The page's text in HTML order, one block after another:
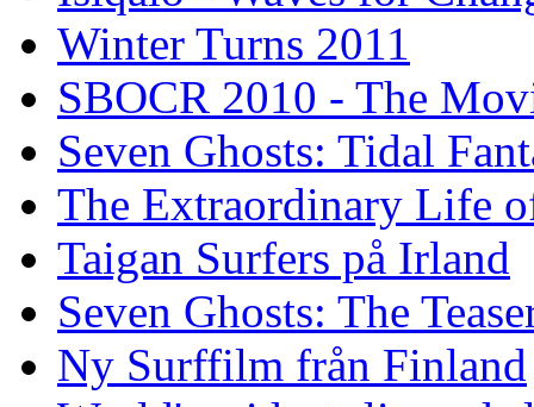
Winter Turns 2011
SBOCR 2010 - The
Seven Ghosts: Tidal
The Extraordinary Life
Taigan Surfers på Irland
Seven Ghosts: The
Ny Surffilm från Finland